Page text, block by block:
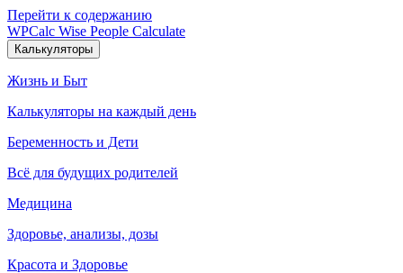
Перейти к содержанию
WPCalc Wise People Calculate
Калькуляторы
Жизнь и Быт
Калькуляторы на каждый день
Беременность и Дети
Всё для будущих родителей
Медицина
Здоровье, анализы, дозы
Красота и Здоровье